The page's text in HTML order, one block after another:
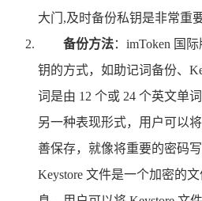
大门,及时备份私钥是非常重要
备份方法：imToken 国
钥的方式，如助记词备份、
词是由 12 个或 24 个英文单
另一种表现形式，用户可以
善保存，就像将重要的密码
Keystore 文件是一个加密的